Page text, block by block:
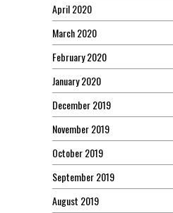
April 2020
March 2020
February 2020
January 2020
December 2019
November 2019
October 2019
September 2019
August 2019